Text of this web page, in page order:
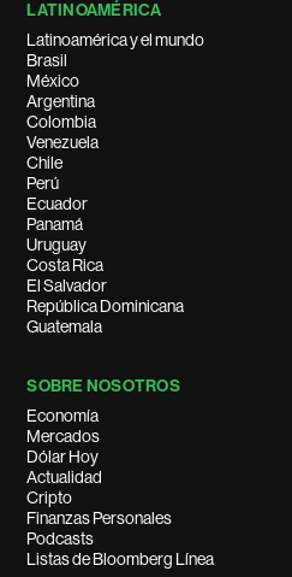
LATINOAMÉRICA
Latinoamérica y el mundo
Brasil
México
Argentina
Colombia
Venezuela
Chile
Perú
Ecuador
Panamá
Uruguay
Costa Rica
El Salvador
República Dominicana
Guatemala
SOBRE NOSOTROS
Economía
Mercados
Dólar Hoy
Actualidad
Cripto
Finanzas Personales
Podcasts
Listas de Bloomberg Línea